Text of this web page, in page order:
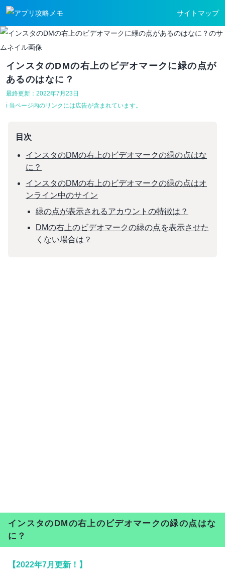
サイトマップ
インスタのDMの右上のビデオマークに緑の点が
あるのはなに？
最終更新：2022年7月23日
ℹ︎ 当ページ内のリンクには広告が含まれています。
目次
インスタのDMの右上のビデオマークの緑の点はな
に？
インスタのDMの右上のビデオマークの緑の点はオ
ンライン中のサイン
緑の点が表示されるアカウントの特徴は？
DMの右上のビデオマークの緑の点を表示させた
くない場合は？
インスタのDMの右上のビデオマークの緑の点はな
に？
【2022年7月更新！】